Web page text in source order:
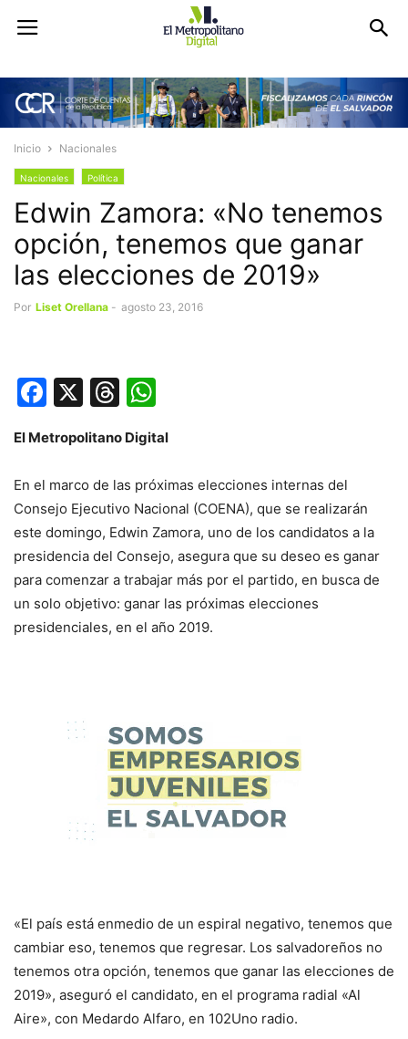
Inicio Nacionales
Nacionales Política
Edwin Zamora: «No tenemos
opción, tenemos que ganar
las elecciones de 2019»
Por Liset Orellana - agosto 23, 2016
Facebook
X Threads
El Metropolitano Digital
En el marco de las próximas elecciones internas del
Consejo Ejecutivo Nacional (COENA), que se realizarán
este domingo, Edwin Zamora, uno de los candidatos a la
presidencia del Consejo, asegura que su deseo es ganar
para comenzar a trabajar más por el partido, en busca de
un solo objetivo: ganar las próximas elecciones
presidenciales, en el año 2019.
«El país está enmedio de un espiral negativo, tenemos que
cambiar eso, tenemos que regresar. Los salvadoreños no
tenemos otra opción, tenemos que ganar las elecciones de
2019», aseguró el candidato, en el programa radial «Al
Aire», con Medardo Alfaro, en 102Uno radio.